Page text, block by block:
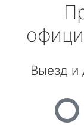
Выезд и